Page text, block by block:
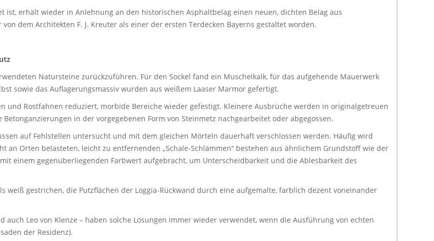
ist, erhält wieder in Anlehnung an den historischen Asphaltbelag einen neuen, dichten Belag aus
dem Architekten F. J. Kreuter als einer der ersten Terdecken Bayerns gestaltet worden.
Natursteine zurückzuführen. Für den Sockel fand ein Muschelkalk, für das aufgehende Mauerwerk
sowie das Auflagerungsmassiv wurden aus weißem Laaser Marmor gefertigt.
und Rostfahnen reduziert, morbide Bereiche wieder gefestigt. Kleinere Ausbrüche werden in originalgetreuen
in der vorgegebenen Form von Steinmetz nachgearbeitet oder abgegossen.
auf Fehlstellen untersucht und mit dem gleichen Mörteln dauerhaft verschlossen werden. Häufig wird
Orten belasteten, leicht zu entfernenden „Schale-Schlämmen“ bestehen aus ähnlichem Grundstoff wie der
einem gegenüberliegenden Farbwert aufgebracht, um Unterscheidbarkeit und die Ablesbarkeit des
gestrichen, die Putzflächen der Loggia-Rückwand durch eine aufgemalte, farblich dezent voneinander
Leo von Klenze – haben solche Lösungen immer wieder verwendet, wenn die Ausführung von echten
der Residenz).